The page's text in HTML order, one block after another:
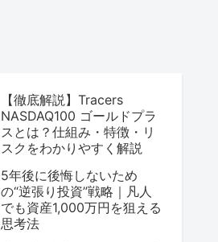
【徹底解説】Tracers
NASDAQ100 ゴールドプラ
スとは？仕組み・特徴・リ
スクをわかりやすく解説
5年後に後悔しないため
の“逆張り投資”戦略｜凡人
でも資産1,000万円を狙える
思考法